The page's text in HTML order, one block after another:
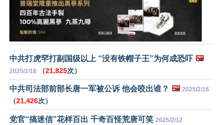
中共打虎罕打副国级以上 “没有铁帽子王”为何成恐吓 🖼️
2025/2/18 （21,825次）
中共司法部前部长唐一军被公诉 他会咬出谁？ 🖼️ 2025/2/16
（21,426次）
党官“搞迷信”花样百出 千奇百怪荒唐可笑 2025/2/12